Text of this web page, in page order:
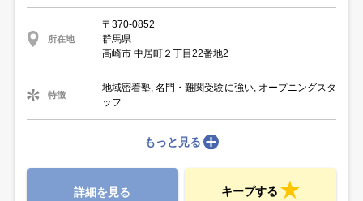
所在地
〒370-0852
群馬県
高崎市 中居町２丁目22番地2
特徴
地域密着塾, 名門・難関受験に強い, オープニングスタ
ッフ
もっと見る
詳細を見る キープする